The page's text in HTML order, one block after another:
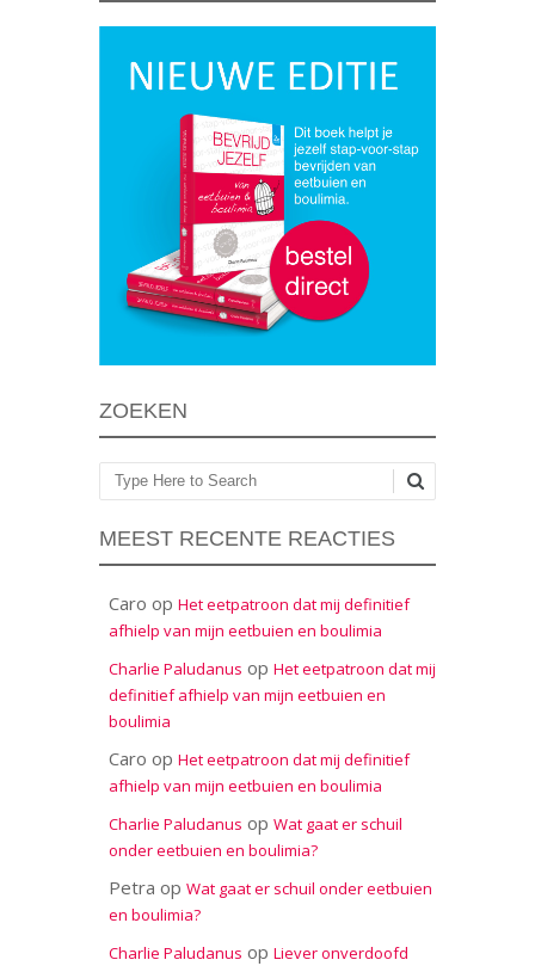
ZOEKEN
Zoeken
MEEST RECENTE REACTIES
Caro op Het eetpatroon dat mij definitief
afhielp van mijn eetbuien en boulimia
Charlie Paludanus op Het eetpatroon dat mij
definitief afhielp van mijn eetbuien en
boulimia
Caro op Het eetpatroon dat mij definitief
afhielp van mijn eetbuien en boulimia
Charlie Paludanus op Wat gaat er schuil
onder eetbuien en boulimia?
Petra op Wat gaat er schuil onder eetbuien
en boulimia?
Charlie Paludanus op Liever onverdoofd